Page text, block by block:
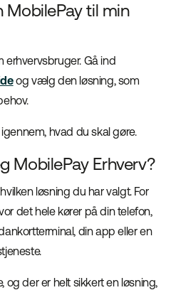
MobilePay til min
erhvervsbruger. Gå ind
og vælg den løsning, som
hvad du skal gøre.
MobilePay Erhverv?
løsning du har valgt. For
det hele kører på din telefon,
din app eller en
og der er helt sikkert en løsning,